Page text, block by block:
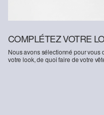
COMPLÉTEZ VOTRE
Nous avons sélectionné pour
votre look, de quoi faire de votre